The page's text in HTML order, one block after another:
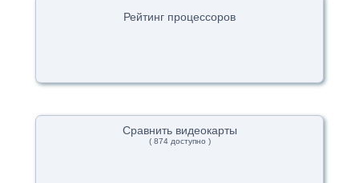
Рейтинг процессоров
Сравнить видеокарты
( 874 доступно )